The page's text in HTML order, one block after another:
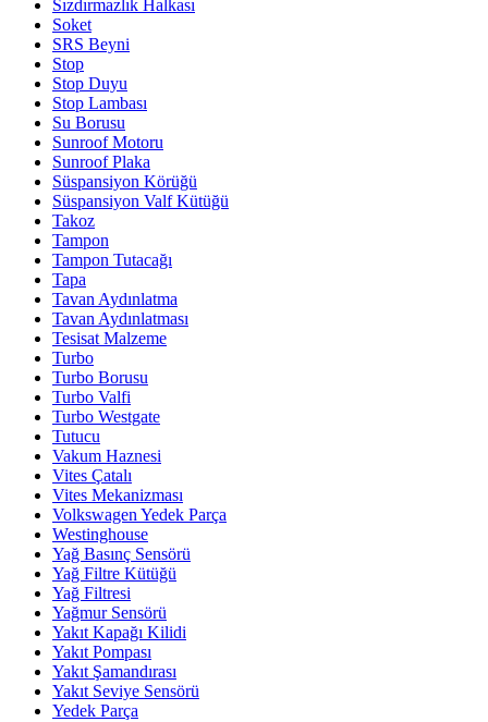
Sızdırmazlık Halkası
Soket
SRS Beyni
Stop
Stop Duyu
Stop Lambası
Su Borusu
Sunroof Motoru
Sunroof Plaka
Süspansiyon Körüğü
Süspansiyon Valf Kütüğü
Takoz
Tampon
Tampon Tutacağı
Tapa
Tavan Aydınlatma
Tavan Aydınlatması
Tesisat Malzeme
Turbo
Turbo Borusu
Turbo Valfi
Turbo Westgate
Tutucu
Vakum Haznesi
Vites Çatalı
Vites Mekanizması
Volkswagen Yedek Parça
Westinghouse
Yağ Basınç Sensörü
Yağ Filtre Kütüğü
Yağ Filtresi
Yağmur Sensörü
Yakıt Kapağı Kilidi
Yakıt Pompası
Yakıt Şamandırası
Yakıt Seviye Sensörü
Yedek Parça